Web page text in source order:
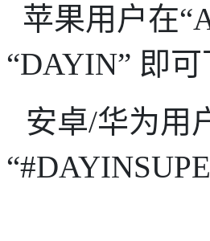
苹果用户在“
“DAYIN” 即可
安卓/华为用
“#